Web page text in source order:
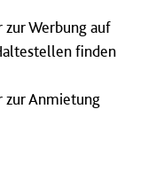
Werbung auf
finden
zur Anmietung